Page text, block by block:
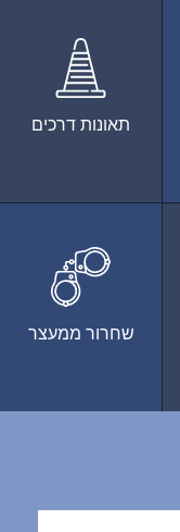
תאונות דרכים
שחרור ממעצר